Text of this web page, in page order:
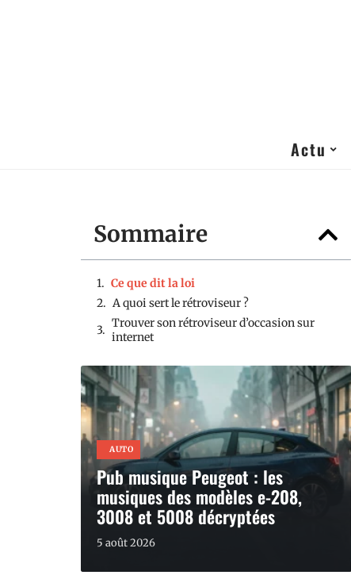
Actu
Sommaire
Ce que dit la loi
A quoi sert le rétroviseur ?
Trouver son rétroviseur d’occasion sur
internet
AUTO
Pub musique Peugeot : les
musiques des modèles e-208,
3008 et 5008 décryptées
5 août 2026